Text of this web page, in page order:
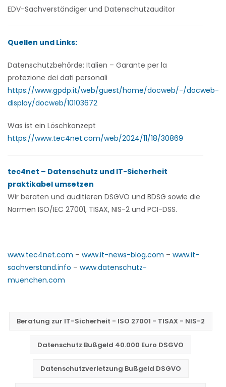
EDV-Sachverständiger und Datenschutzauditor
Quellen und Links:
Datenschutzbehörde: Italien – Garante per la
protezione dei dati personali
https://www.gpdp.it/web/guest/home/docweb/-/docweb-
display/docweb/10103672
Was ist ein Löschkonzept
https://www.tec4net.com/web/2024/11/18/30869
tec4net – Datenschutz und IT-Sicherheit
praktikabel umsetzen
Wir beraten und auditieren DSGVO und BDSG sowie die
Normen ISO/IEC 27001, TISAX, NIS-2 und PCI-DSS.
www.tec4net.com – www.it-news-blog.com – www.it-
sachverstand.info – www.datenschutz-
muenchen.com
Beratung zur IT-Sicherheit - ISO 27001 - TISAX - NIS-2
Datenschutz Bußgeld 40.000 Euro DSGVO
Datenschutzverletzung Bußgeld DSGVO